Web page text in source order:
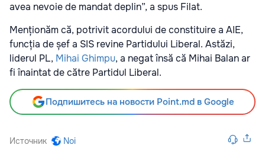
avea nevoie de mandat deplin”, a spus Filat.
Menționăm că, potrivit acordului de constituire a AIE,
funcția de șef a SIS revine Partidului Liberal. Astăzi,
liderul PL, Mihai Ghimpu, a negat însă că Mihai Balan ar
fi înaintat de către Partidul Liberal.
Подпишитесь на новости Point.md в Google
Источник Noi